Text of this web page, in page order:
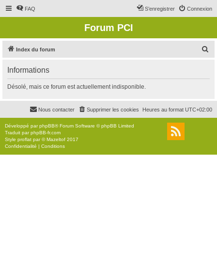
FAQ Connexion
S’enregistrer
Forum PCI
Index du forum
r
c
r
Informations
Désolé, mais ce forum est actuellement indisponible.
Heures au format UTC+02:00
Supprimer les cookies
Nous contacter
Développé parphpBB® Forum Software © phpBB Limited
Traduit parphpBB-fr.com
Style proflat par ©Mazeltof 2017
Confidentialité | Conditions